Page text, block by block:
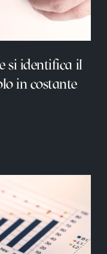
si identifica il
in costante